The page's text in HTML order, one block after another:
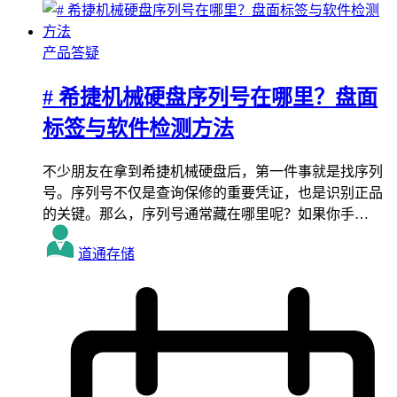
产品答疑
# 希捷机械硬盘序列号在哪里？盘面
标签与软件检测方法
不少朋友在拿到希捷机械硬盘后，第一件事就是找序列
号。序列号不仅是查询保修的重要凭证，也是识别正品
的关键。那么，序列号通常藏在哪里呢？如果你手…
道通存储